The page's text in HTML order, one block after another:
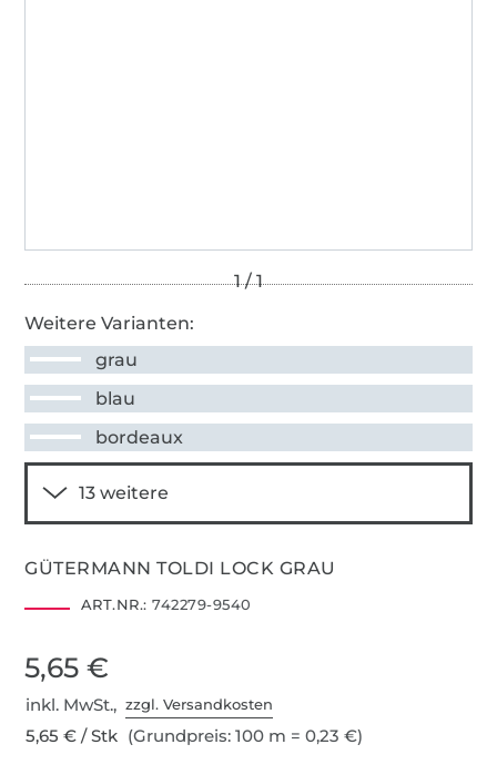
Weitere Varianten:
grau
blau
bordeaux
GÜTERMANN TOLDI LOCK GRAU
ART.NR.: 742279-9540
5,65 €
inkl. MwSt.,zzgl. Versandkosten
5,65 € / Stk (Grundpreis: 100 m = 0,23 €)